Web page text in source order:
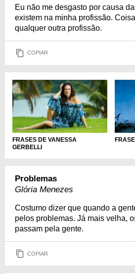
Eu não me desgasto por causa
existem na minha profissão.
qualquer outra profissão.
COPIAR
FRASES DE VANESSA
GERBELLI
Problemas
Glória Menezes
Costumo dizer que quando a
pelos problemas. Já mais velha,
passam pela gente.
COPIAR